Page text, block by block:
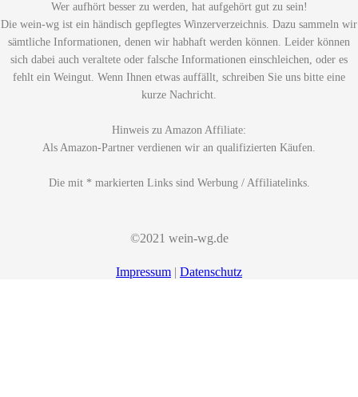
Wer aufhört besser zu werden, hat aufgehört gut zu sein!
Die wein-wg ist ein händisch gepflegtes Winzerverzeichnis. Dazu sammeln wir
sämtliche Informationen, denen wir habhaft werden können. Leider können
sich dabei auch veraltete oder falsche Informationen einschleichen, oder es
fehlt ein Weingut. Wenn Ihnen etwas auffällt, schreiben Sie uns bitte eine
kurze Nachricht.
Hinweis zu Amazon Affiliate:
Als Amazon-Partner verdienen wir an qualifizierten Käufen.
Die mit * markierten Links sind Werbung / Affiliatelinks.
©2021 wein-wg.de
Impressum | Datenschutz